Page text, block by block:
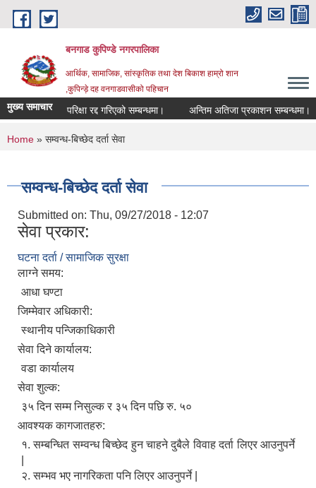
Skip to main content
बनगाड कुपिण्डे नगरपालिका
आर्थिक, सामाजिक, सांस्कृतिक तथा देश बिकाश हाम्रो शान
,कुपिन्ड़े दह वनगाडवासीको पहिचान
मुख्य समाचारपरिक्षा रद्द गरिएको सम्बन्धमा। अन्तिम अतिजा प्रकाशन सम्बन्धमा।
You are here
Home » सम्वन्ध-बिच्छेद दर्ता सेवा
सम्वन्ध-बिच्छेद दर्ता सेवा
Submitted on: Thu, 09/27/2018 - 12:07
सेवा प्रकार:
घटना दर्ता / सामाजिक सुरक्षा
लाग्ने समय:
आधा घण्टा
जिम्मेवार अधिकारी:
स्थानीय पन्जिकाधिकारी
सेवा दिने कार्यालय:
वडा कार्यालय
सेवा शुल्क:
३५ दिन सम्म निसुल्क र ३५ दिन पछि रु. ५०
आवश्यक कागजातहरु:
१. सम्बन्धित सम्वन्ध बिच्छेद हुन चाहने दुबैले विवाह दर्ता लिएर आउनुपर्ने
२. सम्भव भए नागरिकता पनि लिएर आउनुपर्ने |